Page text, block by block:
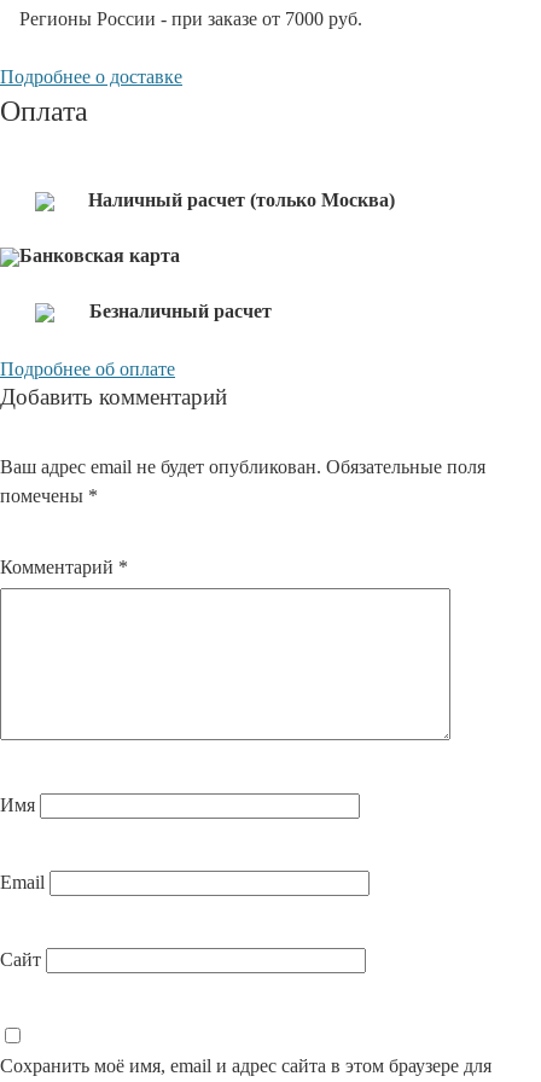
Регионы России - при заказе от 7000 руб.
Подробнее о доставке
Оплата
Наличный расчет (только Москва)
Банковская карта
Безналичный расчет
Подробнее об оплате
Добавить комментарий
Ваш адрес email не будет опубликован. Обязательные поля
помечены *
Комментарий *
Имя
Email
Сайт
Сохранить моё имя, email и адрес сайта в этом браузере для